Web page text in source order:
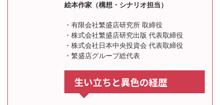
絵本作家（構想・シナリオ担当）
・有限会社繁盛店研究所 取締役
・株式会社繁盛店研究出版 代表取締役
・株式会社日本中央投資会 代表取締役
・繁盛店グループ総代表
生い立ちと異色の経歴